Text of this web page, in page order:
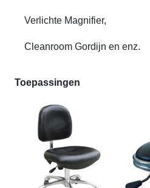
Verlichte Magnifier,
Cleanroom Gordijn en enz.
Toepassingen